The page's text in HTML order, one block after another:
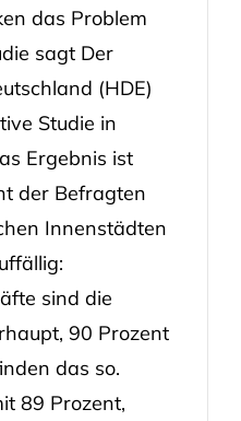
das Problem
sagt Der
(HDE)
Studie in
Ergebnis ist
der Befragten
Innenstädten
sind die
90 Prozent
das so.
89 Prozent,